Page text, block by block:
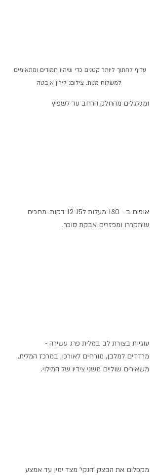
עדיף לחתוך ליותר קטנים כדי שיהיו חמודים ומתאימים
למשלוח מנות. צילום: לירון א בטה
ומגלגלים מהחלק הרחב עד לשפיץ
אופים ב - 180 מעלות ל12-15 דקות. מחכים
שיתקררו ומפזרים אבקת סוכר.
עוגיות בצורת לב במלית פרג עשירה -
מרדדים למלבן, מורחים לאורכו, במרכז המלית.
משאירים שוליים משני צידיו של המילוי.
מקפלים את הבצק 'הנקי' מצד ימין עד אמצע